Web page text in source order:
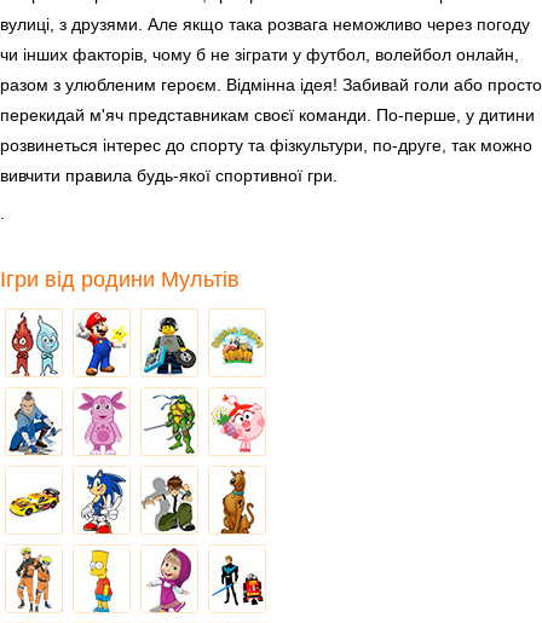
вулиці, з друзями. Але якщо така розвага неможливо через погоду
чи інших факторів, чому б не зіграти у футбол, волейбол онлайн,
разом з улюбленим героєм. Відмінна ідея! Забивай голи або просто
перекидай м'яч представникам своєї команди. По-перше, у дитини
розвинеться інтерес до спорту та фізкультури, по-друге, так можно
вивчити правила будь-якої спортивної гри.
.
Ігри від родини Мультів